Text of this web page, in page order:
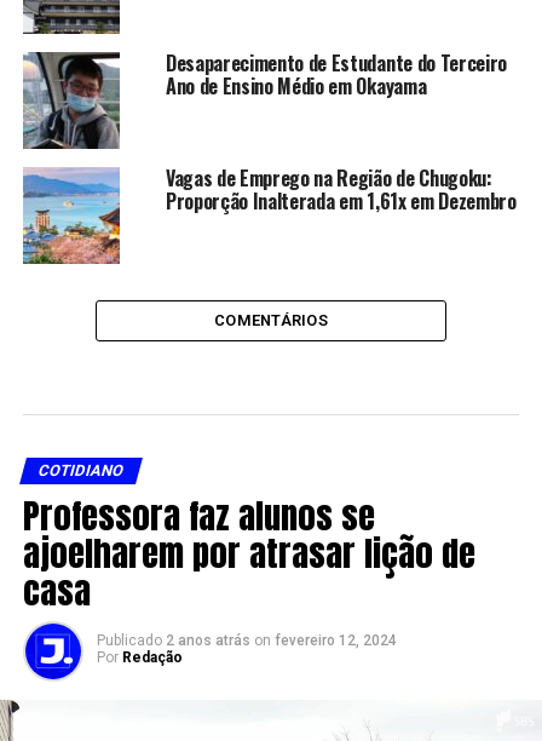
Desaparecimento de Estudante do Terceiro
Ano de Ensino Médio em Okayama
Vagas de Emprego na Região de Chugoku:
Proporção Inalterada em 1,61x em Dezembro
COMENTÁRIOS
COTIDIANO
Professora faz alunos se
ajoelharem por atrasar lição de
casa
Publicado 2 anos atrás on fevereiro 12, 2024
Por Redação